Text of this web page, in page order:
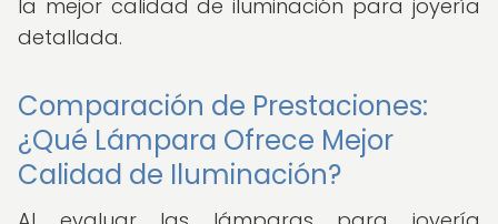
la mejor calidad de iluminación para joyería
detallada.
Comparación de Prestaciones:
¿Qué Lámpara Ofrece Mejor
Calidad de Iluminación?